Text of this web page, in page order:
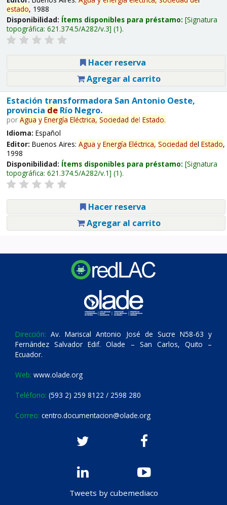
estado, 1988
Disponibilidad: Ítems disponibles para préstamo: Signatura
topográfica: 621.374.5/A282/v.3 (1).
Hacer reserva
Agregar al carrito
Estación transformadora San Antonio Oeste,
provincia deRío Negro.
por Agua y Energía Eléctrica, Sociedad del Estado.
Idioma: Español
Editor: Buenos Aires: Agua y Energía Eléctrica, Sociedad del Estado,
1998
Disponibilidad: Ítems disponibles para préstamo: Signatura
topográfica: 621.374.5/A282/v.1 (1).
Hacer reserva
Agregar al carrito
Dirección: Av. Mariscal Antonio José de Sucre N58-63 y
Fernández Salvador Edif. Olade – San Carlos, Quito –
Ecuador.
Web: www.olade.org
Teléfono: (593 2) 259 8122 / 2598 280
Correo: centro.documentacion@olade.org
Tweets by cubemediaco